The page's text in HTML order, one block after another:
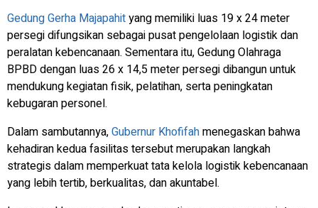
Gedung Gerha Majapahityang memiliki luas 19 x 24 meter
persegi difungsikan sebagai pusat pengelolaan logistik dan
peralatan kebencanaan. Sementara itu, Gedung Olahraga
BPBD dengan luas 26 x 14,5 meter persegi dibangun untuk
mendukung kegiatan fisik, pelatihan, serta peningkatan
kebugaran personel.
Dalam sambutannya,Gubernur Khofifahmenegaskan bahwa
kehadiran kedua fasilitas tersebut merupakan langkah
strategis dalam memperkuat tata kelola logistik kebencanaan
yang lebih tertib, berkualitas, dan akuntabel.